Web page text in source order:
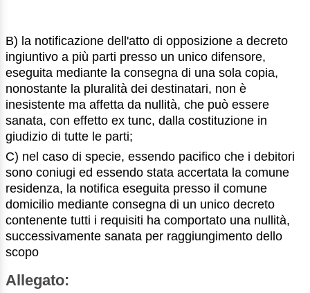
B) la notificazione dell'atto di opposizione a decreto
ingiuntivo a più parti presso un unico difensore,
eseguita mediante la consegna di una sola copia,
nonostante la pluralità dei destinatari, non è
inesistente ma affetta da nullità, che può essere
sanata, con effetto ex tunc, dalla costituzione in
giudizio di tutte le parti;
C) nel caso di specie, essendo pacifico che i debitori
sono coniugi ed essendo stata accertata la comune
residenza, la notifica eseguita presso il comune
domicilio mediante consegna di un unico decreto
contenente tutti i requisiti ha comportato una nullità,
successivamente sanata per raggiungimento dello
scopo
Allegato: